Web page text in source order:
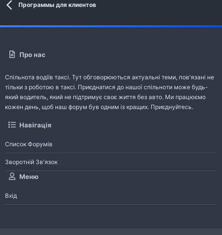
Программы для клиентов
Про нас
Спільнота водіїв таксі. Тут обговорюються актуальні теми, пов'язані не
тільки з роботою в таксі. Приєднатися до нашої спільноти може будь-
який водитель, який не підтримує своє життя без авто. Ми працюємо
кожен день, щоб наш форум був одним із кращих. Приєднуйтесь.
Навігація
Список Форумів
Зворотній Зв'язок
Меню
Вхід